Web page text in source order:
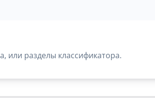
или разделы классификатора.